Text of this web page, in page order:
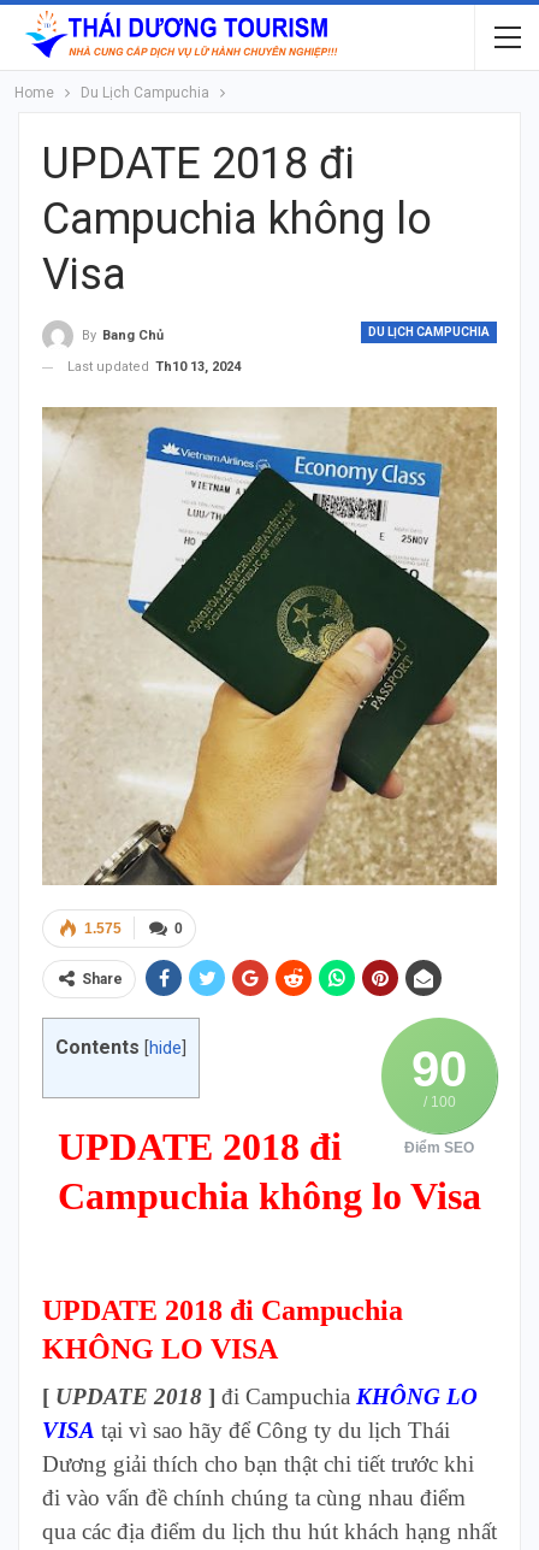
Home Du Lịch Campuchia
UPDATE 2018 đi
Campuchia không lo
Visa
DU LỊCH CAMPUCHIA
By Bang Chủ
Last updated Th10 13, 2024
0
1.575
Share
90
/ 100
Điểm SEO
Contents hide
UPDATE 2018 đi
Campuchia không lo Visa
UPDATE 2018 đi Campuchia
KHÔNG LO VISA
[ UPDATE 2018 ] đi Campuchia KHÔNG LO
VISA tại vì sao hãy để Công ty du lịch Thái
Dương giải thích cho bạn thật chi tiết trước khi
đi vào vấn đề chính chúng ta cùng nhau điểm
qua các địa điểm du lịch thu hút khách hạng nhất